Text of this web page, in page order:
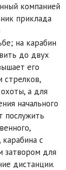
компанией
приклада
на карабин
до двух
его
стрелков,
а для
начального
послужить
с
затвором для
дистанции.